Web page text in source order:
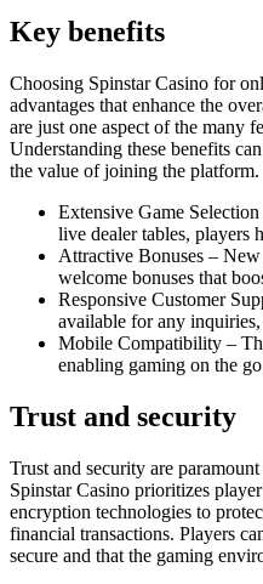
Key benefits
Choosing Spinstar Casino for
advantages that enhance the
are just one aspect of the many
Understanding these benefits
the value of joining the platform.
Extensive Game
live dealer tables, players
Attractive Bonuses –
welcome bonuses that
Responsive Customer
available for any
Mobile Compatibility –
enabling gaming on the
Trust and security
Trust and security are
Spinstar Casino prioritizes
encryption technologies to
financial transactions. Players
secure and that the gaming